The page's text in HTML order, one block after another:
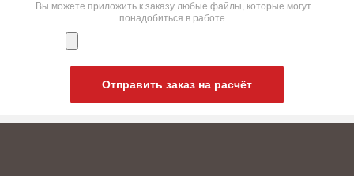
Вы можете приложить к заказу любые файлы, которые могут
понадобиться в работе.
Отправить заказ на расчёт